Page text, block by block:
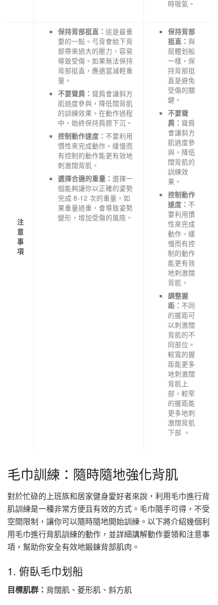
時吸氣。
注
意
事
項
保持背部挺直：這是最重
要的一點。弓背會給下背
部帶來過大的壓力，容易
導致受傷。如果無法保持
背部挺直，應適當減輕重
量。
不要聳肩： 聳肩會讓斜方
肌過度參與，降低闊背肌
的訓練效果。在動作過程
中，始終保持肩膀下沉。
控制動作速度： 不要利用
慣性來完成動作。緩慢而
有控制的動作能更有效地
刺激闊背肌。
選擇合適的重量：選擇一
個能夠讓你以正確的姿勢
完成 8-12 次的重量。如
果重量過重，會導致姿勢
變形，增加受傷的風險。
保持背部
挺直：與
屈體划船
一樣，保
持背部挺
直是避免
受傷的關
鍵。
不要聳
肩： 聳肩
會讓斜方
肌過度參
與，降低
闊背肌的
訓練效
果。
控制動作
速度： 不
要利用慣
性來完成
動作。緩
慢而有控
制的動作
能更有效
地刺激闊
背肌。
調整握
距： 不同
的握距可
以刺激闊
背肌的不
同部位。
較寬的握
距能更多
地刺激闊
背肌上
部，較窄
的握距能
更多地刺
激闊背肌
下部 。
毛巾訓練：隨時隨地強化背肌
對於忙碌的上班族和居家健身愛好者來說，利用毛巾進行背
肌訓練是一種非常方便且有效的方式。毛巾隨手可得，不受
空間限制，讓你可以隨時隨地開始訓練。以下將介紹幾個利
用毛巾進行背肌訓練的動作，並詳細講解動作要領和注意事
項，幫助你安全有效地鍛鍊背部肌肉。
1. 俯臥毛巾划船
目標肌群： 背闊肌、菱形肌、斜方肌